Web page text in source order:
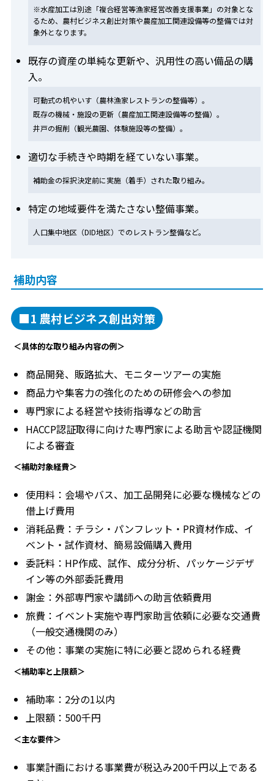
※水産加工は別途「複合経営等漁家経営改善支援事業」の対象とな
るため、農村ビジネス創出対策や農産加工関連設備等の整備では対
象外となります。
既存の資産の単純な更新や、汎用性の高い備品の購
入。
可動式の机やいす（農林漁家レストランの整備等）。
既存の機械・施設の更新（農産加工関連設備等の整備）。
井戸の掘削（観光農園、体験施設等の整備）。
適切な手続きや時期を経ていない事業。
補助金の採択決定前に実施（着手）された取り組み。
特定の地域要件を満たさない整備事業。
人口集中地区（DID地区）でのレストラン整備など。
補助内容
■1 農村ビジネス創出対策
＜具体的な取り組み内容の例＞
商品開発、販路拡大、モニターツアーの実施
商品力や集客力の強化のための研修会への参加
専門家による経営や技術指導などの助言
HACCP認証取得に向けた専門家による助言や認証機関
による審査
＜補助対象経費＞
使用料：会場やバス、加工品開発に必要な機械などの
借上げ費用
消耗品費：チラシ・パンフレット・PR資材作成、イ
ベント・試作資材、簡易設備購入費用
委託料：HP作成、試作、成分分析、パッケージデザ
イン等の外部委託費用
謝金：外部専門家や講師への助言依頼費用
旅費：イベント実施や専門家助言依頼に必要な交通費
（一般交通機関のみ）
その他：事業の実施に特に必要と認められる経費
＜補助率と上限額＞
補助率：2分の1以内
上限額：500千円
＜主な要件＞
事業計画における事業費が税込み200千円以上である